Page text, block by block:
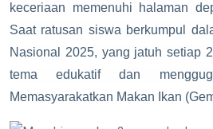
keceriaan memenuhi halaman
Saat ratusan siswa berkumpul
Nasional 2025, yang jatuh setiap
tema edukatif dan
Memasyarakatkan Makan Ikan